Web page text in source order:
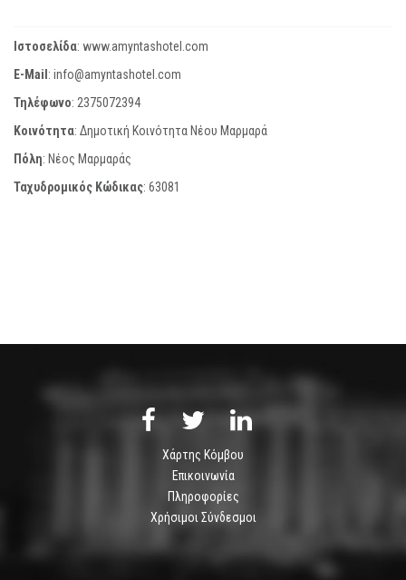
Ιστοσελίδα: www.amyntashotel.com
E-Mail: info@amyntashotel.com
Τηλέφωνο: 2375072394
Κοινότητα: Δημοτική Κοινότητα Νέου Μαρμαρά
Πόλη: Νέος Μαρμαράς
Ταχυδρομικός Κώδικας: 63081
Χάρτης Κόμβου
Επικοινωνία
Πληροφορίες
Χρήσιμοι Σύνδεσμοι